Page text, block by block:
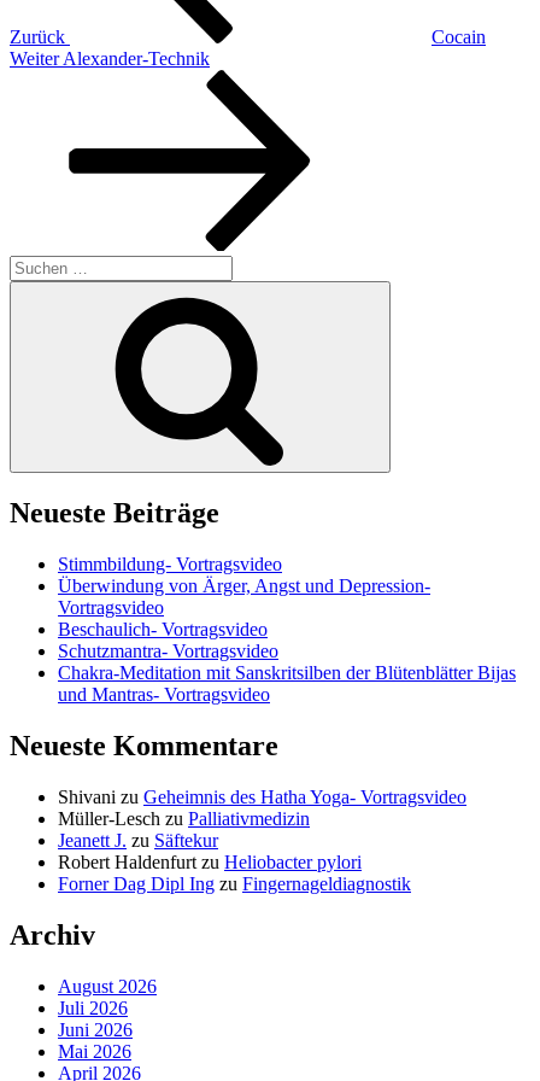
Zurück
Cocain
Nächster
Weiter Alexander-Technik
Suchen
nach:
Neueste Beiträge
Stimmbildung- Vortragsvideo
Überwindung von Ärger, Angst und Depression-
Vortragsvideo
Beschaulich- Vortragsvideo
Schutzmantra- Vortragsvideo
Chakra-Meditation mit Sanskritsilben der Blütenblätter Bijas
und Mantras- Vortragsvideo
Neueste Kommentare
Shivani zu Geheimnis des Hatha Yoga- Vortragsvideo
Müller-Lesch zu Palliativmedizin
Jeanett J. zu Säftekur
Robert Haldenfurt zu Heliobacter pylori
Forner Dag Dipl Ing zu Fingernageldiagnostik
Archiv
August 2026
Juli 2026
Juni 2026
Mai 2026
April 2026